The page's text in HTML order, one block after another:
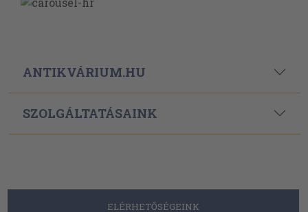
ANTIKVÁRIUM.HU
SZOLGÁLTATÁSAINK
ELÉRHETŐSÉGEINK